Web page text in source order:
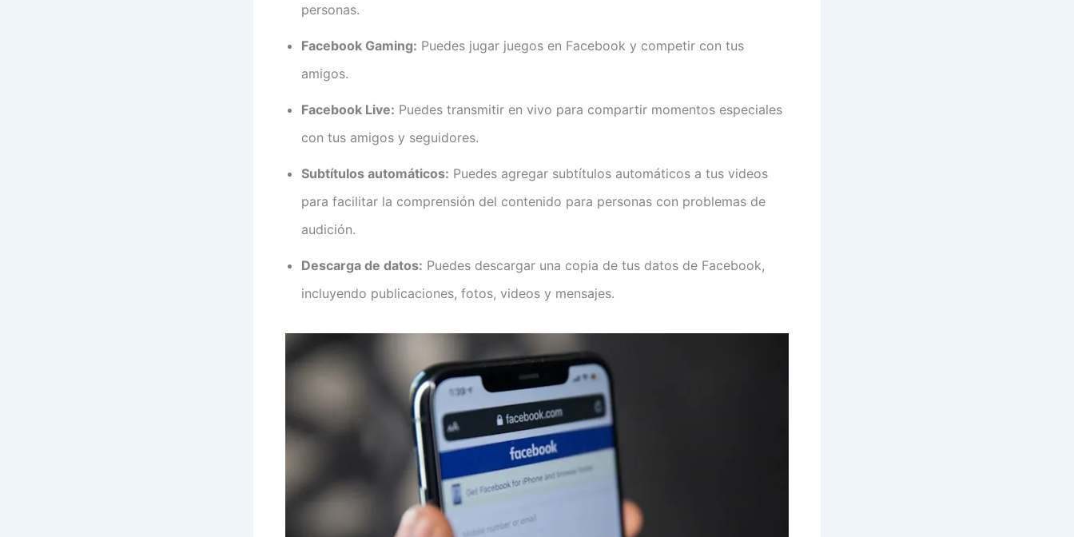
personas.
Facebook Gaming: Puedes jugar juegos en Facebook y competir con tus
amigos.
Facebook Live: Puedes transmitir en vivo para compartir momentos especiales
con tus amigos y seguidores.
Subtítulos automáticos: Puedes agregar subtítulos automáticos a tus videos
para facilitar la comprensión del contenido para personas con problemas de
audición.
Descarga de datos: Puedes descargar una copia de tus datos de Facebook,
incluyendo publicaciones, fotos, videos y mensajes.